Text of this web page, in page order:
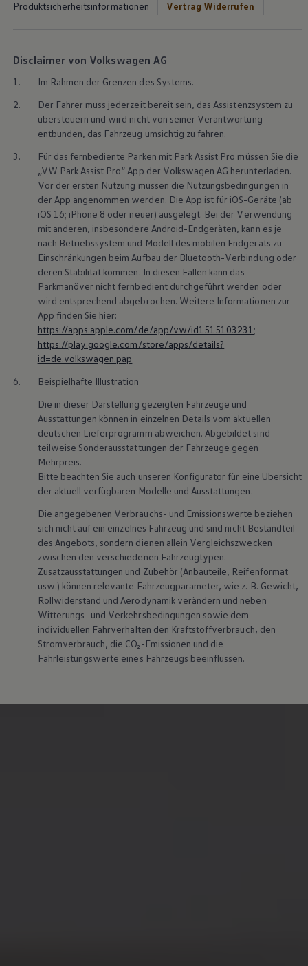
Produktsicherheitsinformationen Vertrag Widerrufen
Disclaimer von Volkswagen AG
1.
Im Rahmen der Grenzen des Systems.
2.
Der Fahrer muss jederzeit bereit sein, das Assistenzsystem zu
übersteuern und wird nicht von seiner Verantwortung
entbunden, das Fahrzeug umsichtig zu fahren.
3.
Für das fernbediente Parken mit Park Assist Pro müssen Sie die
„VW Park Assist Pro“ App der Volkswagen AG herunterladen.
Vor der ersten Nutzung müssen die Nutzungsbedingungen in
der App angenommen werden. Die App ist für iOS-Geräte (ab
iOS 16; iPhone 8 oder neuer) ausgelegt. Bei der Verwendung
mit anderen, insbesondere Android-Endgeräten, kann es je
nach Betriebssystem und Modell des mobilen Endgeräts zu
Einschränkungen beim Aufbau der Bluetooth-Verbindung oder
deren Stabilität kommen. In diesen Fällen kann das
Parkmanöver nicht fernbedient durchgeführt werden oder
wird entsprechend abgebrochen. Weitere Informationen zur
App finden Sie hier:
https://apps.apple.com/de/app/vw/id1515103231 ;
https://play.google.com/store/apps/details?
id=de.volkswagen.pap
6.
Beispielhafte Illustration
Die in dieser Darstellung gezeigten Fahrzeuge und
Ausstattungen können in einzelnen Details vom aktuellen
deutschen Lieferprogramm abweichen. Abgebildet sind
teilweise Sonderausstattungen der Fahrzeuge gegen
Mehrpreis.
Bitte beachten Sie auch unseren Konfigurator für eine Übersicht
der aktuell verfügbaren Modelle und Ausstattungen.
Die angegebenen Verbrauchs- und Emissionswerte beziehen
sich nicht auf ein einzelnes Fahrzeug und sind nicht Bestandteil
des Angebots, sondern dienen allein Vergleichszwecken
zwischen den verschiedenen Fahrzeugtypen.
Zusatzausstattungen und Zubehör (Anbauteile, Reifenformat
usw.) können relevante Fahrzeugparameter, wie z. B. Gewicht,
Rollwiderstand und Aerodynamik verändern und neben
Witterungs- und Verkehrsbedingungen sowie dem
individuellen Fahrverhalten den Kraftstoffverbrauch, den
Stromverbrauch, die CO₂-Emissionen und die
Fahrleistungswerte eines Fahrzeugs beeinflussen.